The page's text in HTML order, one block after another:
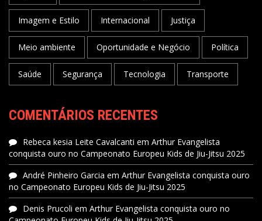
Imagem e Estilo Internacional Justiça
Meio ambiente Oportunidade e Negócio Política
Saúde Segurança Tecnologia Transporte
COMENTÁRIOS RECENTES
Rebeca kesia Leite Cavalcanti em Arthur Evangelista
conquista ouro no Campeonato Europeu Kids de Jiu-Jitsu 2025
André Pinheiro Garcia em Arthur Evangelista conquista ouro
no Campeonato Europeu Kids de Jiu-Jitsu 2025
Denis Prucoli em Arthur Evangelista conquista ouro no